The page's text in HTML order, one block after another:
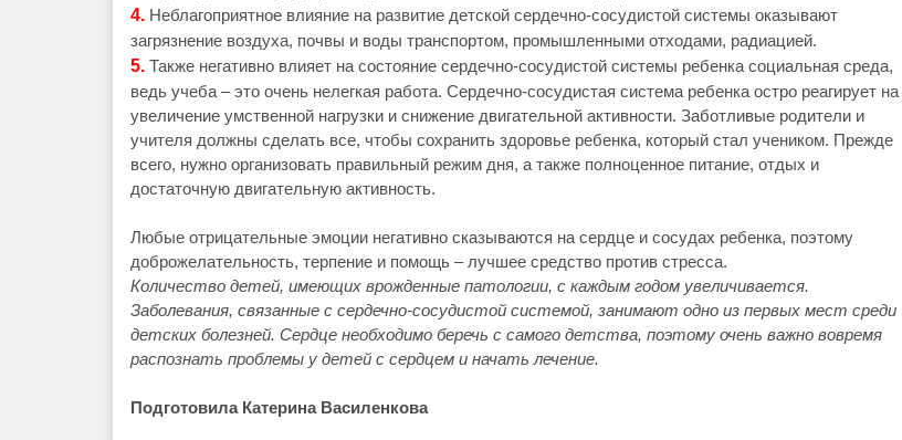
4. Неблагоприятное влияние на развитие детской сердечно-сосудистой системы оказывают
загрязнение воздуха, почвы и воды транспортом, промышленными отходами, радиацией.
5. Также негативно влияет на состояние сердечно-сосудистой системы ребенка социальная среда,
ведь учеба – это очень нелегкая работа. Сердечно-сосудистая система ребенка остро реагирует на
увеличение умственной нагрузки и снижение двигательной активности. Заботливые родители и
учителя должны сделать все, чтобы сохранить здоровье ребенка, который стал учеником. Прежде
всего, нужно организовать правильный режим дня, а также полноценное питание, отдых и
достаточную двигательную активность.
Любые отрицательные эмоции негативно сказываются на сердце и сосудах ребенка, поэтому
доброжелательность, терпение и помощь – лучшее средство против стресса.
Количество детей, имеющих врожденные патологии, с каждым годом увеличивается.
Заболевания, связанные с сердечно-сосудистой системой, занимают одно из первых мест среди
детских болезней. Сердце необходимо беречь с самого детства, поэтому очень важно вовремя
распознать проблемы у детей с сердцем и начать лечение.
Подготовила Катерина Василенкова